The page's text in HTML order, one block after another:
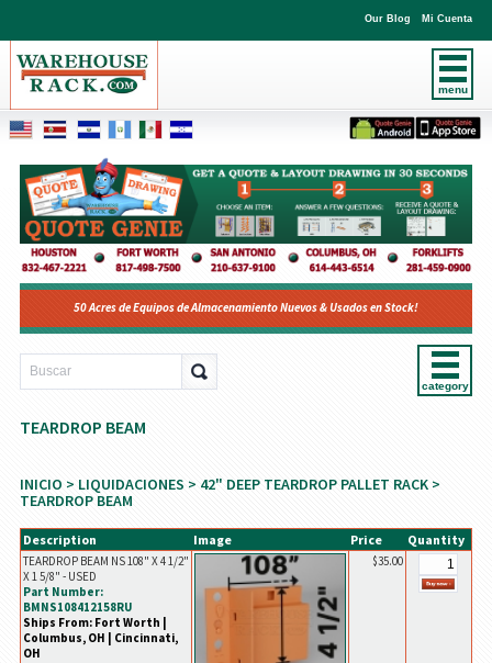
menu
Our Blog Mi Cuenta
50 Acres de Equipos de Almacenamiento Nuevos & Usados en Stock!
category
TEARDROP BEAM
INICIO > LIQUIDACIONES > 42" DEEP TEARDROP PALLET RACK>
TEARDROP BEAM
Description Image Price Quantity
TEARDROP BEAM NS 108" X 4 1/2"
X 1 5/8" - USED
Part Number:
BMNS108412158RU
Ships From: Fort Worth |
Columbus, OH | Cincinnati,
OH
$35.00